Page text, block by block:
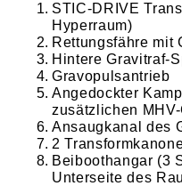
STIC-DRIVE
Hy­perraum)
Rettungsfähre mit
Hintere Gravitraf-
Gravopulsantrieb
Angedockter
zusätzlichen
Ansaugkanal des
2
Beiboothangar (3
Unterseite des